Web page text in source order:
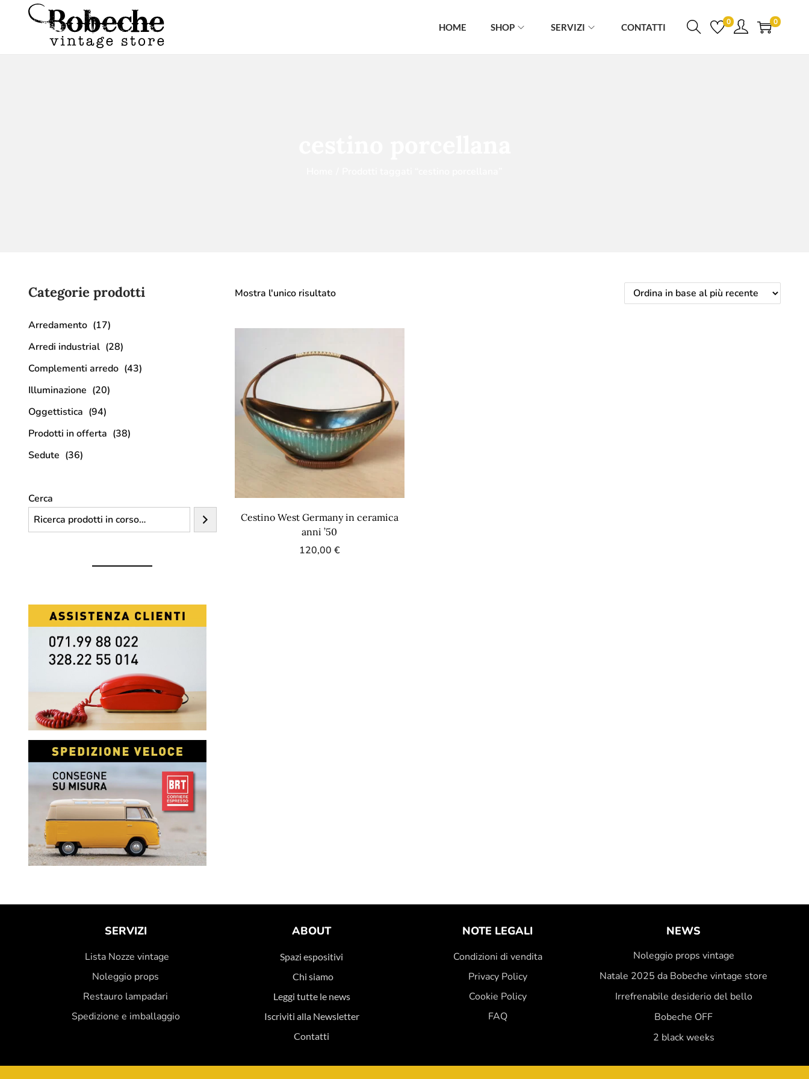
HOME SHOP SERVIZI CONTATTI 0 0
Mostra l'unico risultato
Cestino West Germany in ceramica
anni ’50
120,00 €
Categorie prodotti
Arredamento (17)
Arredi industrial (28)
Complementi arredo (43)
Illuminazione (20)
Oggettistica (94)
Prodotti in offerta (38)
Sedute (36)
Cerca
SERVIZI
Lista Nozze vintage
Noleggio props
Restauro lampadari
Spedizione e imballaggio
ABOUT
Spazi espositivi
Chi siamo
Leggi tutte le news
Iscriviti alla Newsletter
Contatti
NOTE LEGALI
Condizioni di vendita
Privacy Policy
Cookie Policy
FAQ
NEWS
Noleggio props vintage
Natale 2025 da Bobeche vintage store
Irrefrenabile desiderio del bello
Bobeche OFF
2 black weeks